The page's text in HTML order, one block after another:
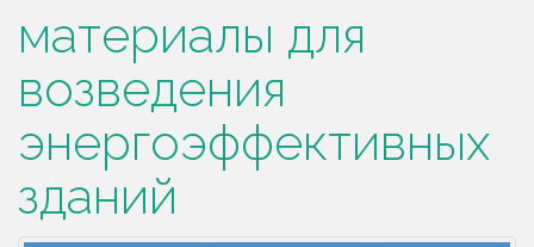
материалы для
возведения
энергоэффективных
зданий